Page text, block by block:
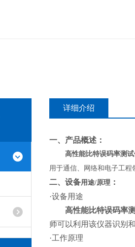
详细介绍
一、产品概述：
高性能比特误码率测
用于通信、网络和电子工
二、 设备用途/原理 ：
·设备用途
高性能比特误码率
师可以利用该仪器识别
·工作原理